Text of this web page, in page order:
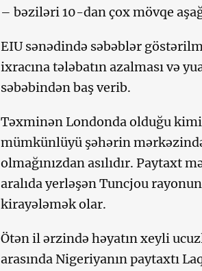
– bəziləri 10-dan çox mövqe
EIU sənədində səbəblər
ixracına tələbatın azalması və
səbəbindən baş verib.
Təxminən Londonda olduğu
mümkünlüyü şəhərin
olmağınızdan asılıdır. Paytaxt
aralıda yerləşən Tuncjou
kirayələmək olar.
Ötən il ərzində həyatın xeyli
arasında Nigeriyanın paytaxtı